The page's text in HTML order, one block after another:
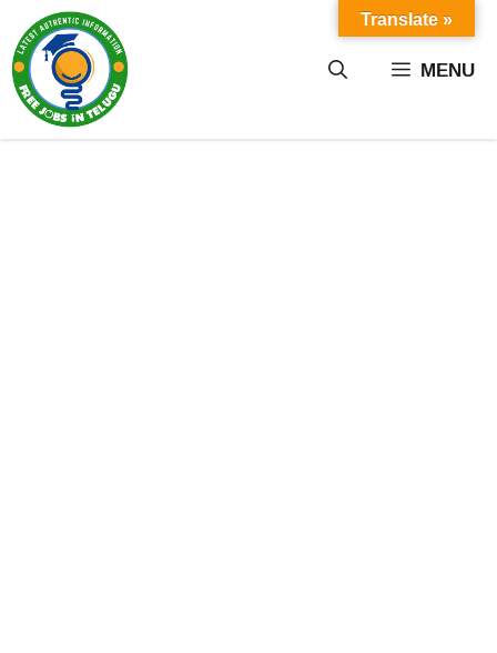
content MENU
Translate »